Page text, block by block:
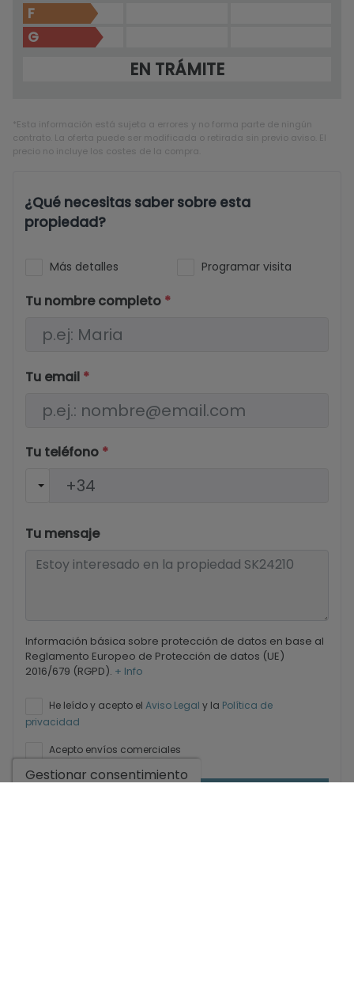
F
G
EN TRÁMITE
*Esta información está sujeta a errores y no forma parte de ningún
contrato. La oferta puede ser modificada o retirada sin previo aviso. El
precio no incluye los costes de la compra.
¿Qué necesitas saber sobre esta
propiedad?
Más detalles Programar visita
Tu nombre completo *
Tu email *
Tu teléfono *
Tu mensaje
Información básica sobre protección de datos en base al
Reglamento Europeo de Protección de datos (UE)
2016/679 (RGPD). + Info
He leído y acepto el Aviso Legal y la Política de
privacidad
Acepto envíos comerciales
Gestionar consentimiento